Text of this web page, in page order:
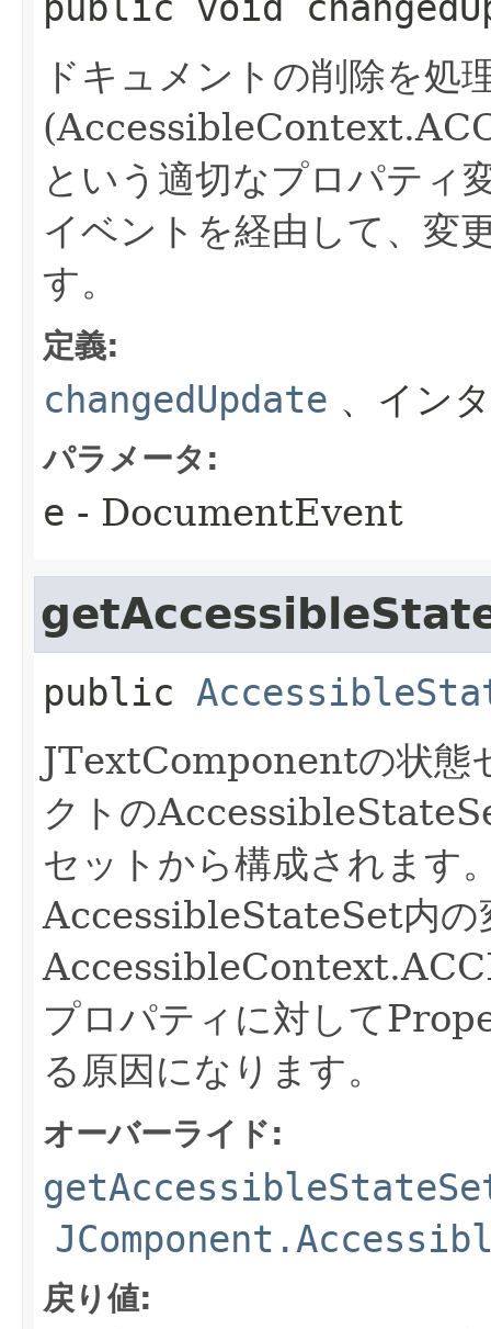
ドキュメントの削除を処
という適切なプロパティ
イベントを経由して、変
す。
定義:
changedUpdate 、イン
パラメータ:
e - DocumentEvent
public
JTextComponentの状態
クトの
セットから構成されます
AccessibleStateSet内の
プロパティに対して
る原因になります。
オーバーライド:
戻り値: